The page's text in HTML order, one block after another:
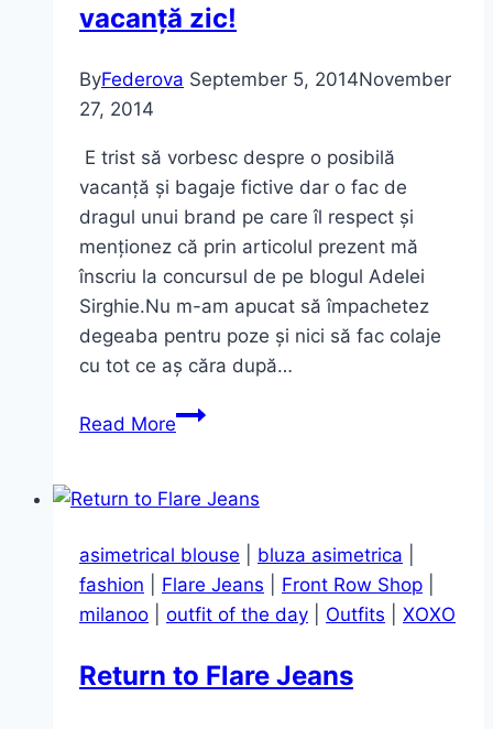
vacanță zic!
ByFederova September 5, 2014November
27, 2014
E trist să vorbesc despre o posibilă
vacanță și bagaje fictive dar o fac de
dragul unui brand pe care îl respect și
menționez că prin articolul prezent mă
înscriu la concursul de pe blogul Adelei
Sirghie.Nu m-am apucat să împachetez
degeaba pentru poze și nici să fac colaje
cu tot ce aș căra după…
Read MoreBagajul
să
în
vacanță
zic!
asimetrical blouse bluza asimetrica
fashion
Flare Jeans Front Row Shop
milanoo
outfit of the day Outfits XOXO
Return to Flare Jeans